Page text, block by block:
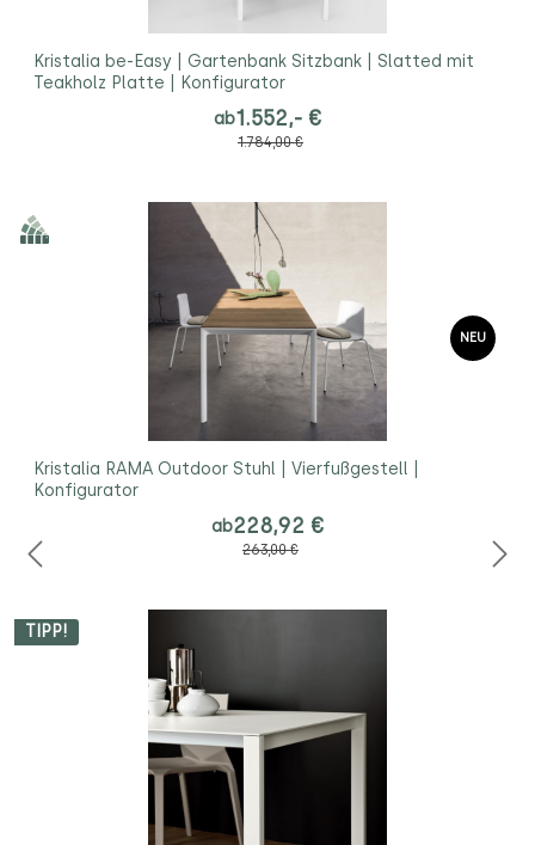
Kristalia be-Easy | Gartenbank Sitzbank | Slatted mit
Teakholz Platte | Konfigurator
ab1.552,- €
1.784,00 €
NEU
Kristalia RAMA Outdoor Stuhl | Vierfußgestell |
Konfigurator
ab228,92 €
263,00 €
TIPP!